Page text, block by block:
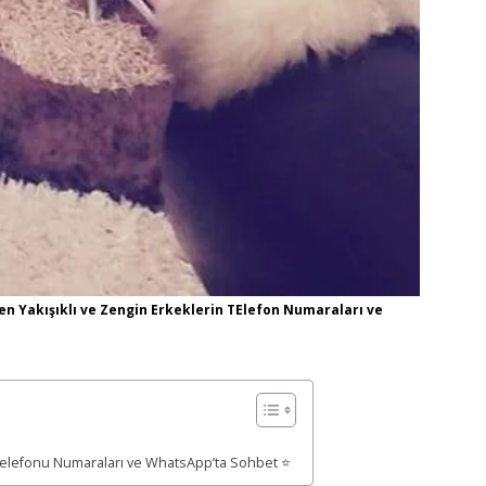
Yakışıklı ve Zengin Erkeklerin TElefon Numaraları ve
Numaraları ve WhatsApp’ta Sohbet ⭐